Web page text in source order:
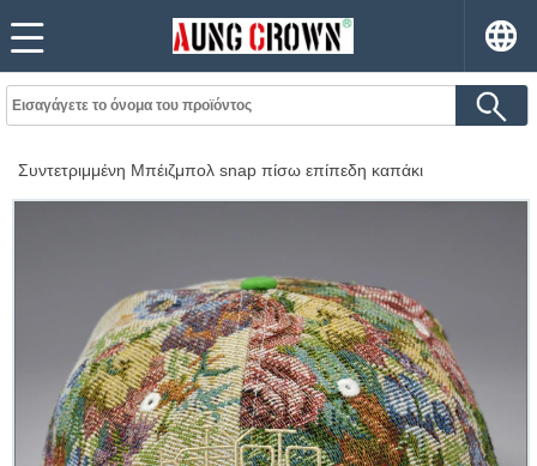
Συντετριμμένη Μπέιζμπολ snap πίσω επίπεδη καπάκι